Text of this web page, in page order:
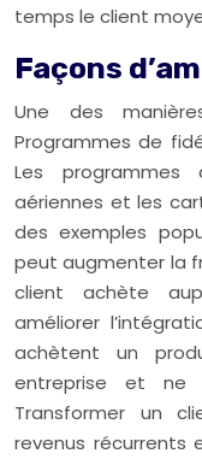
temps le client
Façons
Une des
Programmes de
Les programmes
aériennes et les
des exemples
peut augmenter la
client achète
améliorer
achètent un
entreprise et ne
Transformer un
revenus récurrents